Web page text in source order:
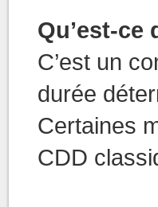
Qu’est-ce
C’est un
durée
Certaines
CDD